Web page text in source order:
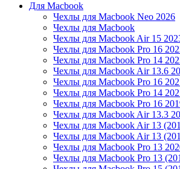
Для Macbook
Чехлы для Macbook Neo 2026
Чехлы для Macbook
Чехлы для Macbook Air 15
Чехлы для Macbook Pro 16
Чехлы для Macbook Pro 14
Чехлы для Macbook Air 13.6
Чехлы для Macbook Pro 16
Чехлы для Macbook Pro 14
Чехлы для Macbook Pro 16
Чехлы для Macbook Air 13.3
Чехлы для Macbook Air 13
Чехлы для Macbook Air 13
Чехлы для Macbook Pro 13
Чехлы для Macbook Pro 13